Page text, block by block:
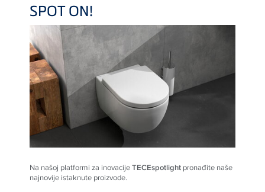
SPOT ON!
Na našoj platformi za inovacijeTECEspotlight pronađite naše
najnovije istaknute proizvode.